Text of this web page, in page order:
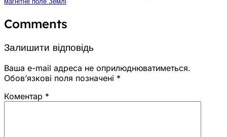
Comments
Залишити відповідь
Ваша e-mail адреса не оприлюднюватиметься.
Обов’язкові поля позначені *
Коментар *